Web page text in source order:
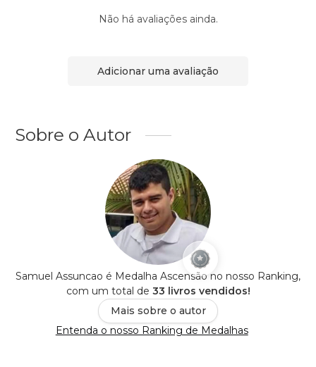
Não há avaliações ainda.
Adicionar uma avaliação
Sobre o Autor
Samuel Assuncao é Medalha Ascensão no nosso Ranking,
com um total de 33 livros vendidos!
Mais sobre o autor
Entenda o nosso Ranking de Medalhas